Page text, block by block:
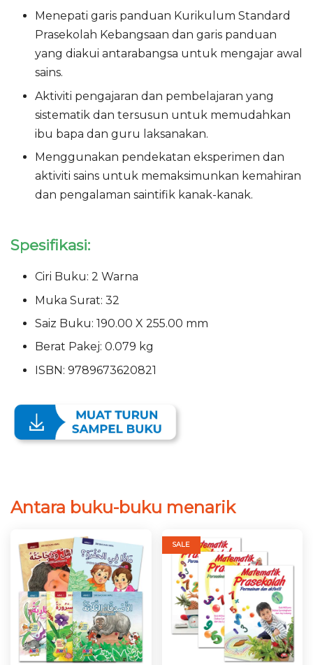
Menepati garis panduan Kurikulum Standard
Prasekolah Kebangsaan dan garis panduan
yang diakui antarabangsa untuk mengajar awal
sains.
Aktiviti pengajaran dan pembelajaran yang
sistematik dan tersusun untuk memudahkan
ibu bapa dan guru laksanakan.
Menggunakan pendekatan eksperimen dan
aktiviti sains untuk memaksimunkan kemahiran
dan pengalaman saintifik kanak-kanak.
Spesifikasi:
Ciri Buku: 2 Warna
Muka Surat: 32
Saiz Buku: 190.00 X 255.00 mm
Berat Pakej: 0.079 kg
ISBN: 9789673620821
Antara buku-buku menarik
SALE